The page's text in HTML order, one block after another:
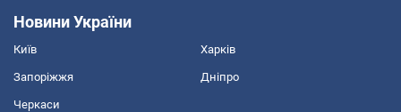
Новини України
Київ Харків
Запоріжжя Дніпро
Черкаси